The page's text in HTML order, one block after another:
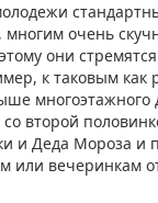
очень
они
к таковым как
второй
и Деда Мороза и
или вечеринкам